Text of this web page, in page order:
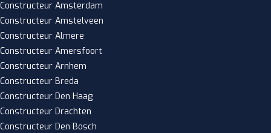
Constructeur Amsterdam
Constructeur Amstelveen
Constructeur Almere
Constructeur Amersfoort
Constructeur Arnhem
Constructeur Breda
Constructeur Den Haag
Constructeur Drachten
Constructeur Den Bosch